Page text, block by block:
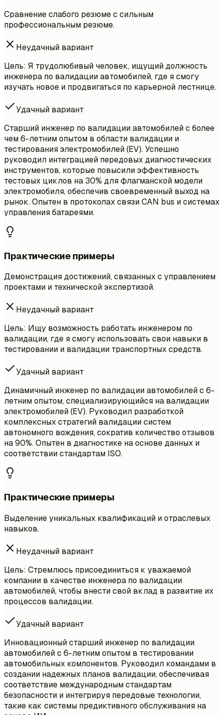
Сравнение слабого резюме с сильным
профессиональным резюме.
Неудачный вариант
Цель: Я трудолюбивый человек, ищущий должность
инженера по валидации автомобилей, где я смогу
изучать новое и продвигаться по карьерной лестнице.
Удачный вариант
Старший инженер по валидации автомобилей с более
чем 6-летним опытом в области валидации и
тестирования электромобилей (EV). Успешно
руководил интеграцией передовых диагностических
инструментов, которые повысили эффективность
тестовых циклов на 30% для флагманской модели
электромобиля, обеспечив своевременный выход на
рынок. Опытен в протоколах связи CAN bus и системах
управления батареями.
Практические примеры
Демонстрация достижений, связанных с управлением
проектами и технической экспертизой.
Неудачный вариант
Цель: Ищу возможность работать инженером по
валидации, где я смогу использовать свои навыки в
тестировании и валидации транспортных средств.
Удачный вариант
Динамичный инженер по валидации автомобилей с 6-
летним опытом, специализирующийся на валидации
электромобилей (EV). Руководил разработкой
комплексных стратегий валидации систем
автономного вождения, сократив количество отзывов
на 90%. Опытен в диагностике на основе данных и
соответствии стандартам ISO.
Практические примеры
Выделение уникальных квалификаций и отраслевых
навыков.
Неудачный вариант
Цель: Стремлюсь присоединиться к уважаемой
компании в качестве инженера по валидации
автомобилей, чтобы внести свой вклад в развитие их
процессов валидации.
Удачный вариант
Инновационный старший инженер по валидации
автомобилей с 6-летним опытом в тестировании
автомобильных компонентов. Руководил командами в
создании надежных планов валидации, обеспечивая
соответствие международным стандартам
безопасности и интегрируя передовые технологии,
такие как системы предиктивного обслуживания на